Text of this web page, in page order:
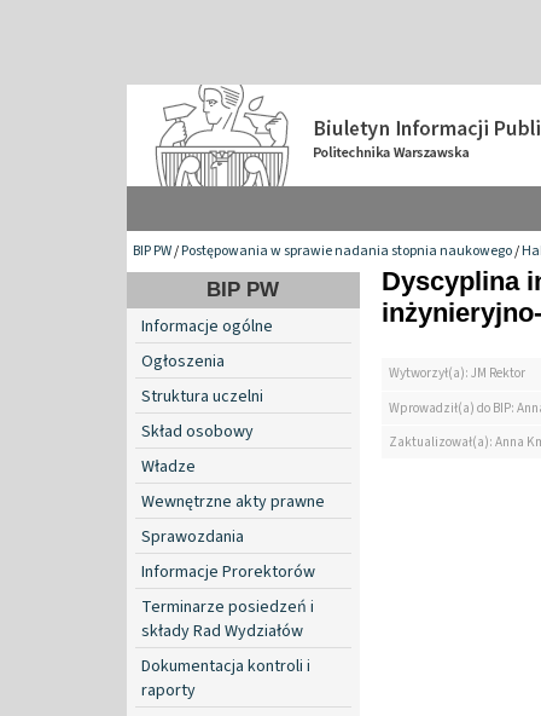
BIP PW/Postępowania w sprawie nadania stopnia naukowego/
BIP PW
Informacje ogólne
Ogłoszenia
Struktura uczelni
Skład osobowy
Władze
Wewnętrzne akty prawne
Sprawozdania
Informacje Prorektorów
Terminarze posiedzeń i
składy Rad Wydziałów
Dokumentacja kontroli i
raporty
Dyscyplina
Wytworzył(a): JM Rektor
Wprowadził(a) do BIP:
Zaktualizował(a): Anna